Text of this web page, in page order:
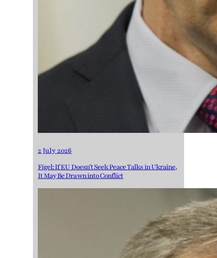
2 July 2026
Figel: If EU Doesn’t Seek Peace Talks in Ukraine,
It May Be Drawn into Conflict